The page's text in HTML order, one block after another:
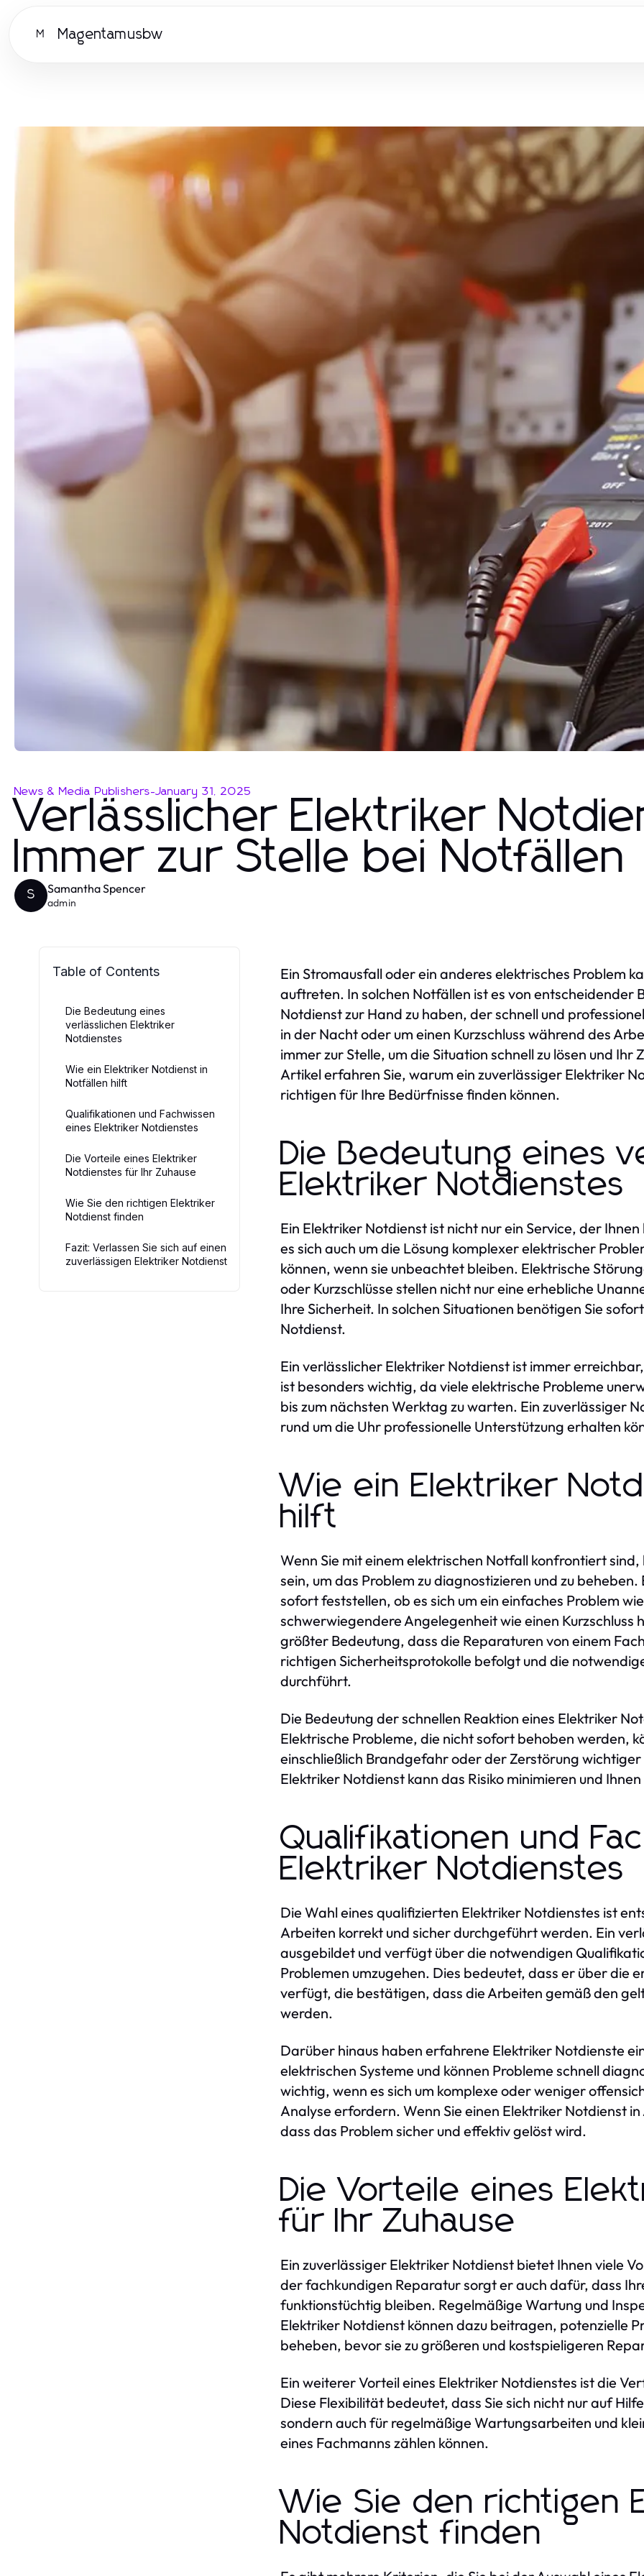
M Magentamusbw
News & Media Publishers-January 31, 2025
Verlässlicher Elektriker
Immer zur Stelle bei Notfällen
S Samantha Spencer
admin
Table of Contents
Die Bedeutung eines
verlässlichen Elektriker
Notdienstes
Wie ein Elektriker Notdienst in
Notfällen hilft
Qualifikationen und Fachwissen
eines Elektriker Notdienstes
Die Vorteile eines Elektriker
Notdienstes für Ihr Zuhause
Wie Sie den richtigen Elektriker
Notdienst finden
Fazit: Verlassen Sie sich auf einen
zuverlässigen Elektriker Notdienst
Ein Stromausfall oder ein anderes elektrisches Problem
auftreten. In solchen Notfällen ist es von entscheidender
Notdienst zur Hand zu haben, der schnell und
in der Nacht oder um einen Kurzschluss während des
immer zur Stelle, um die Situation schnell zu lösen und
Artikel erfahren Sie, warum ein zuverlässiger Elektriker
richtigen für Ihre Bedürfnisse finden können.
Die Bedeutung eines
Elektriker Notdienstes
Ein Elektriker Notdienst ist nicht nur ein Service, der
es sich auch um die Lösung komplexer elektrischer
können, wenn sie unbeachtet bleiben. Elektrische
oder Kurzschlüsse stellen nicht nur eine erhebliche
Ihre Sicherheit. In solchen Situationen benötigen Sie
Notdienst.
Ein verlässlicher Elektriker Notdienst ist immer
ist besonders wichtig, da viele elektrische Probleme
bis zum nächsten Werktag zu warten. Ein zuverlässiger
rund um die Uhr professionelle Unterstützung erhalten
Wie ein Elektriker
hilft
Wenn Sie mit einem elektrischen Notfall konfrontiert
sein, um das Problem zu diagnostizieren und zu
sofort feststellen, ob es sich um ein einfaches Problem
schwerwiegendere Angelegenheit wie einen
größter Bedeutung, dass die Reparaturen von einem
richtigen Sicherheitsprotokolle befolgt und die
durchführt.
Die Bedeutung der schnellen Reaktion eines Elektriker
Elektrische Probleme, die nicht sofort behoben werden,
einschließlich Brandgefahr oder der Zerstörung
Elektriker Notdienst kann das Risiko minimieren und
Qualifikationen und
Elektriker Notdienstes
Die Wahl eines qualifizierten Elektriker Notdienstes ist
Arbeiten korrekt und sicher durchgeführt werden. Ein
ausgebildet und verfügt über die notwendigen
Problemen umzugehen. Dies bedeutet, dass er über die
verfügt, die bestätigen, dass die Arbeiten gemäß den
werden.
Darüber hinaus haben erfahrene Elektriker Notdienste
elektrischen Systeme und können Probleme schnell
wichtig, wenn es sich um komplexe oder weniger
Analyse erfordern. Wenn Sie einen Elektriker Notdienst
dass das Problem sicher und effektiv gelöst wird.
Die Vorteile eines
für Ihr Zuhause
Ein zuverlässiger Elektriker Notdienst bietet Ihnen viele
der fachkundigen Reparatur sorgt er auch dafür, dass
funktionstüchtig bleiben. Regelmäßige Wartung und
Elektriker Notdienst können dazu beitragen, potenzielle
beheben, bevor sie zu größeren und kostspieligeren
Ein weiterer Vorteil eines Elektriker Notdienstes ist die
Diese Flexibilität bedeutet, dass Sie sich nicht nur auf
sondern auch für regelmäßige Wartungsarbeiten und
eines Fachmanns zählen können.
Wie Sie den richtigen
Notdienst finden